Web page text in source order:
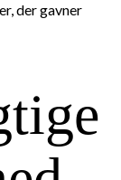
der gavner